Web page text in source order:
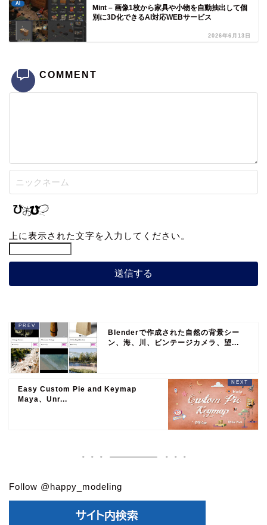
AI
Mint – 画像1枚から家具や小物を自動抽出して個
別に3D化できるAI対応WEBサービス
2026年6月13日
COMMENT
上に表示された文字を入力してください。
Blenderで作成された自然の背景シー
ン、海、川、ビンテージカメラ、望...
Easy Custom Pie and Keymap
Maya、Unr...
Follow @happy_modeling